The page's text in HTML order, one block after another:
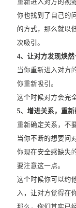
重新进入对方的视
你也找到了自己的
的方式，那么就以
次吸引。
4、让对方发现焕
当你重新进入对方
你重新吸引。
这个时候对方会完
5、增进关系，重新
重新确定关系，不
当你不断的想要问
你现在安全感缺失
要注意这一点。
这个时候你可以约
入，让对方觉得在